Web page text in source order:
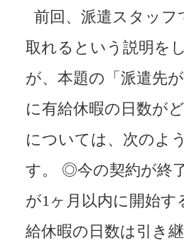
前回、派遣スタッフ
取れるという説明を
が、本題の「派遣先
に有給休暇の日数が
については、次のよ
す。 ◎今の契約が終
が1ヶ月以内に開始
給休暇の日数は引き